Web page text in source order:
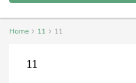
Home 11 11
11